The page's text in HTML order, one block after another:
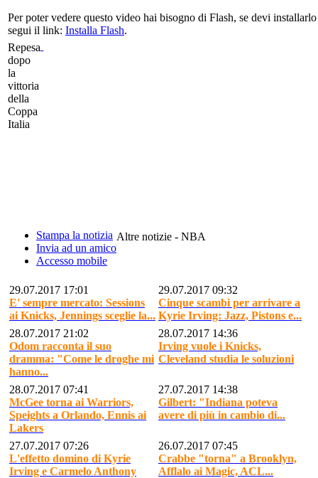
Per poter vedere questo video hai bisogno di Flash, se devi installarlo
segui il link: Installa Flash.
Repesa
dopo
la
vittoria
della
Coppa
Italia
Stampa la notizia
Invia ad un amico
Accesso mobile
Altre notizie - NBA
29.07.2017 17:01
E' sempre mercato: Sessions
ai Knicks, Jennings sceglie la...
29.07.2017 09:32
Cinque scambi per arrivare a
Kyrie Irving: Jazz, Pistons e...
28.07.2017 21:02
Odom racconta il suo
dramma: "Come le droghe mi
hanno...
28.07.2017 14:36
Irving vuole i Knicks,
Cleveland studia le soluzioni
28.07.2017 07:41
McGee torna ai Warriors,
Speights a Orlando, Ennis ai
Lakers
27.07.2017 14:38
Gilbert: "Indiana poteva
avere di più in cambio di...
27.07.2017 07:26
L'effetto domino di Kyrie
Irving e Carmelo Anthony
26.07.2017 07:45
Crabbe "torna" a Brooklyn,
Afflalo ai Magic, ACL...